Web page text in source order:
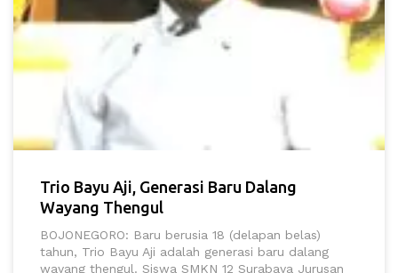
Trio Bayu Aji, Generasi Baru Dalang
Wayang Thengul
BOJONEGORO: Baru berusia 18 (delapan belas)
tahun, Trio Bayu Aji adalah generasi baru dalang
wayang thengul. Siswa SMKN 12 Surabaya Jurusan